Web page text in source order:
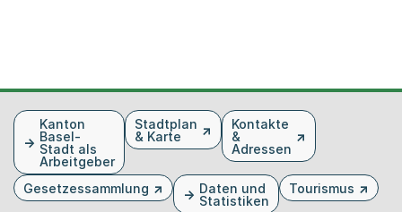
FusszeileKanton
Basel-
Stadt als
Arbeitgeber
Stadtplan
& Karte
Kontakte
&
Adressen
Gesetzessammlung
Daten und
Statistiken
Tourismus